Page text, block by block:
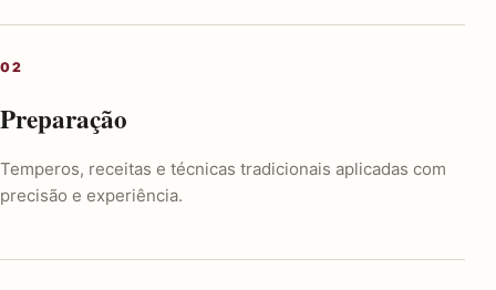
Preparação
Temperos, receitas e técnicas tradicionais aplicadas com
precisão e experiência.